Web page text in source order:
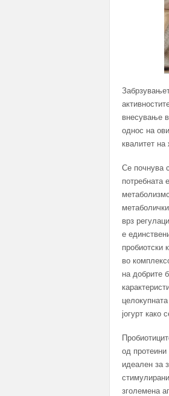
внесување
однос на
квалитет на
Се почнува
потребната
врз
е
пробиотски
во
на добрите
јогурт како
од протеини
идеален за
зголемена